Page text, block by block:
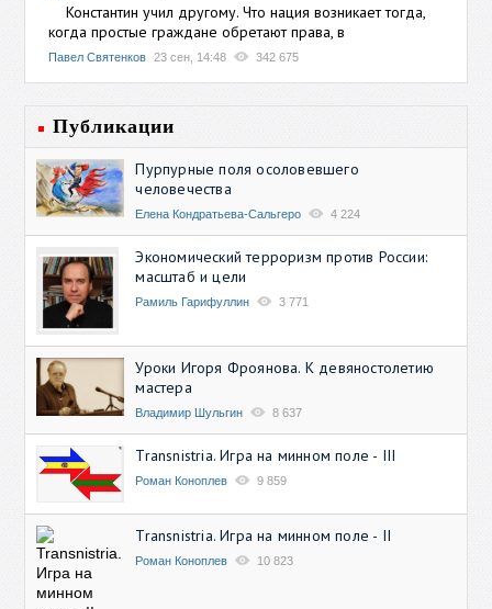
Константин учил другому. Что нация возникает тогда,
когда простые граждане обретают права, в
Павел Святенков 23 сен, 14:48 342 675
Публикации
Пурпурные поля осоловевшего
человечества
Елена Кондратьева-Сальгеро 4 224
Экономический терроризм против России:
масштаб и цели
Рамиль Гарифуллин 3 771
Уроки Игоря Фроянова. К девяностолетию
мастера
Владимир Шульгин 8 637
Transnistria. Игра на минном поле - III
Роман Коноплев 9 859
Transnistria. Игра на минном поле - II
Роман Коноплев 10 823